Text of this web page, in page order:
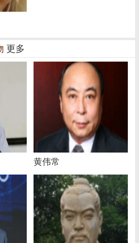
更多
黄伟常